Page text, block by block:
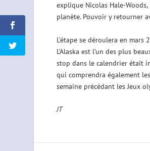
explique Nicolas Hale-
planète. Pouvoir y retourner
L’étape se déroulera en
L’Alaska est l’un des plus
stop dans le calendrier était
qui comprendra également
semaine précédant les Jeux
JT